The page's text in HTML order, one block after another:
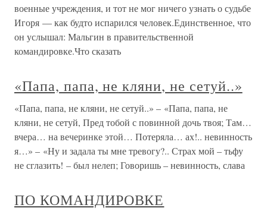
военные учреждения, и тот не мог ничего узнать о судьбе
Игоря — как будто испарился человек.Единственное, что
он услышал: Мальгин в правительственной
командировке.Что сказать
«Папа, папа, не кляни, не сетуй..»
«Папа, папа, не кляни, не сетуй..» – «Папа, папа, не
кляни, не сетуй, Пред тобой с повинной дочь твоя; Там…
вчера… на вечеринке этой… Потеряла… ах!.. невинность
я…» – «Ну и задала ты мне тревогу?.. Страх мой – тьфу
не сглазить! – был нелеп; Говоришь – невинность, слава
ПО КОМАНДИРОВКЕ